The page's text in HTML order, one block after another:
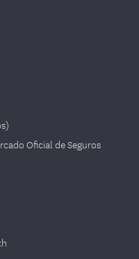
Oficial de Seguros